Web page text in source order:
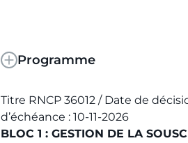
Programme
Titre RNCP 36012 / Date de
d’échéance : 10-11-2026
BLOC 1 : GESTION DE LA